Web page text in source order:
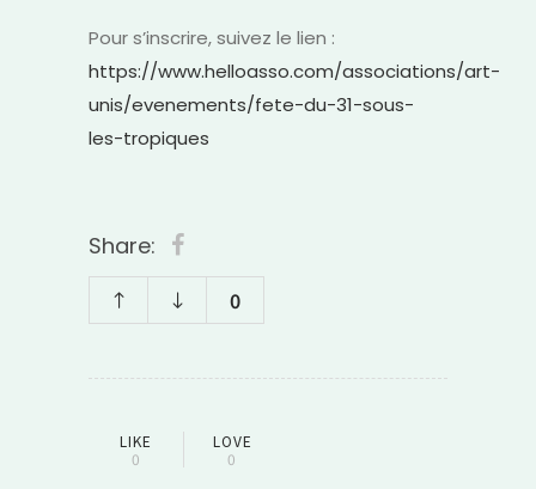
Pour s’inscrire, suivez le lien :
https://www.helloasso.com/associations/art-
unis/evenements/fete-du-31-sous-
les-tropiques
Share:
0
LIKE
0
LOVE
0